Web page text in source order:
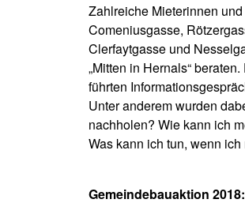
Zahlreiche Mieterinnen
Comeniusgasse,
Clerfaytgasse und
„Mitten in Hernals“
führten
Unter anderem wurden
nachholen? Wie kann ich
Was kann ich tun, wenn
Gemeindebauaktion